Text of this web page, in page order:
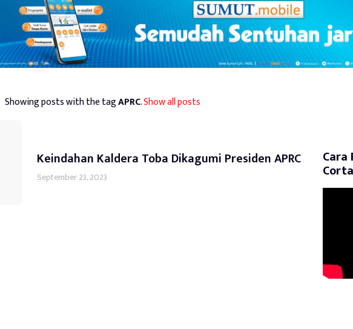
Showing posts with the tagAPRC.Show all posts
Keindahan Kaldera Toba Dikagumi Presiden APRC
September 23, 2023